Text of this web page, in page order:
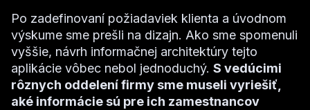
Po zadefinovaní požiadaviek klienta a úvodnom
výskume sme prešli na dizajn. Ako sme spomenuli
vyššie, návrh informačnej architektúry tejto
aplikácie vôbec nebol jednoduchý. S vedúcimi
rôznych oddelení firmy sme museli vyriešiť,
aké informácie sú pre ich zamestnancov